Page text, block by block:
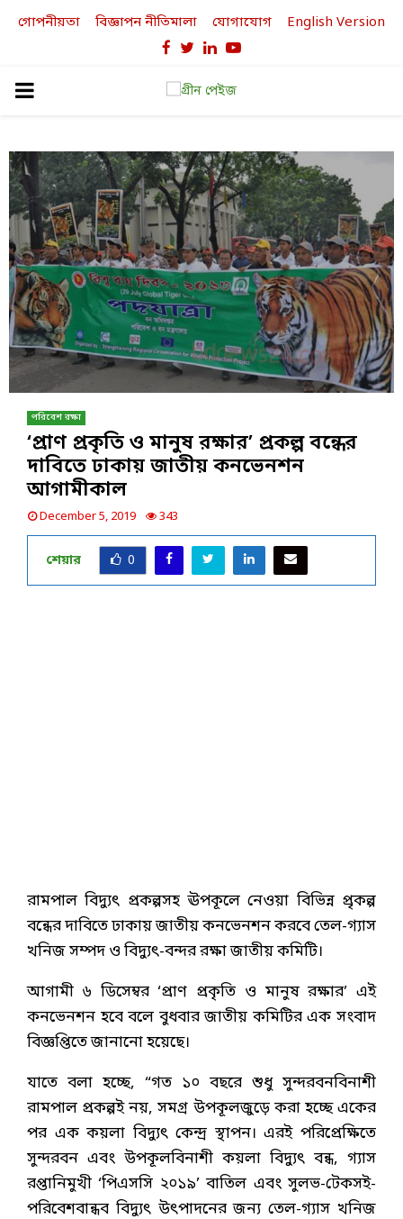
গোপনীয়তা বিজ্ঞাপন নীতিমালা যোগাযোগ English Version
Facebook
TwitterLinkedinYoutube
PRIMARY
পরিবেশ রক্ষা
‘প্রাণ প্রকৃতি ও মানুষ রক্ষার’ প্রকল্প বন্ধের
দাবিতে ঢাকায় জাতীয় কনভেনশন
আগামীকাল
December 5, 2019 343
শেয়ার 0
রামপাল বিদ্যুৎ প্রকল্পসহ ঊপকূলে নেওয়া বিভিন্ন প্রৃকল্প
বন্ধের দাবিতে ঢাকায় জাতীয় কনভেনশন করবে তেল-গ্যাস
খনিজ সম্পদ ও বিদ্যুৎ-বন্দর রক্ষা জাতীয় কমিটি।
আগামী ৬ ডিসেম্বর ‘প্রাণ প্রকৃতি ও মানুষ রক্ষার’ এই
কনভেনশন হবে বলে বুধবার জাতীয় কমিটির এক সংবাদ
বিজ্ঞপ্তিতে জানানো হয়েছে।
যাতে বলা হচ্ছে, “গত ১০ বছরে শুধু সুন্দরবনবিনাশী
রামপাল প্রকল্পই নয়, সমগ্র উপকূলজুড়ে করা হচ্ছে একের
পর এক কয়লা বিদ্যুৎ কেন্দ্র স্থাপন। এরই পরিপ্রেক্ষিতে
সুন্দরবন এবং উপকূলবিনাশী কয়লা বিদ্যুৎ বন্ধ, গ্যাস
রপ্তানিমুখী ‘পিএসসি ২০১৯’ বাতিল এবং সুলভ-টেকসই-
পরিবেশবান্ধব বিদ্যুৎ উৎপাদনের জন্য তেল-গ্যাস খনিজ